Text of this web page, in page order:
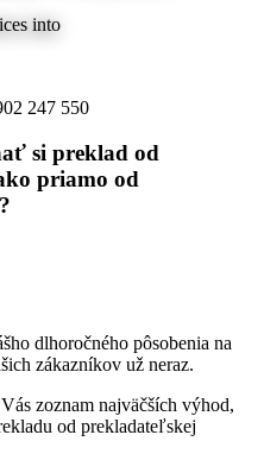
into
247 550
si preklad od
priamo od
dlhoročného pôsobenia na
zákazníkov už neraz.
zoznam najväčších výhod,
od prekladateľskej